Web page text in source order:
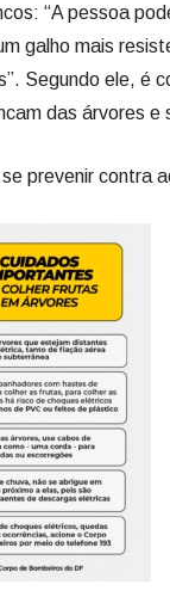
“A pessoa
galho mais
Segundo ele, é
das árvores e
prevenir contra